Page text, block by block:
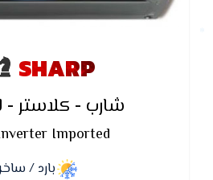
SHARP
شارب - كلاستر -
Imported
بارد /